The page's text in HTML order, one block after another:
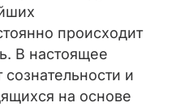
происходит
В настоящее
сознательности и
на основе